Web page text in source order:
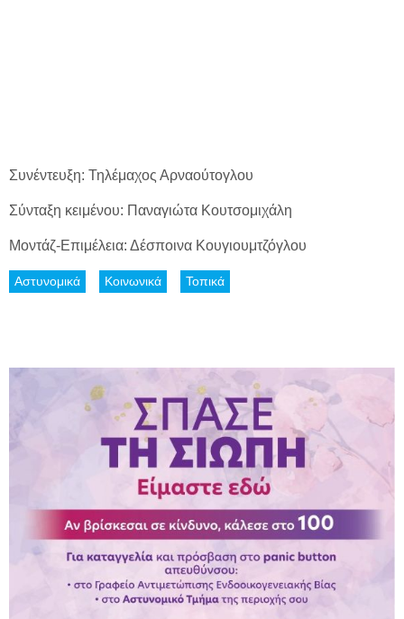
Συνέντευξη: Τηλέμαχος Αρναούτογλου
Σύνταξη κειμένου: Παναγιώτα Κουτσομιχάλη
Μοντάζ-Επιμέλεια: Δέσποινα Κουγιουμτζόγλου
Αστυνομικά Κοινωνικά Τοπικά